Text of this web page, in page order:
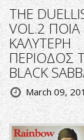
THE
VOL.2
ΚΑΛΥΤΕΡΗ
ΠΕΡΙΟΔΟΣ
BLACK
March 09,